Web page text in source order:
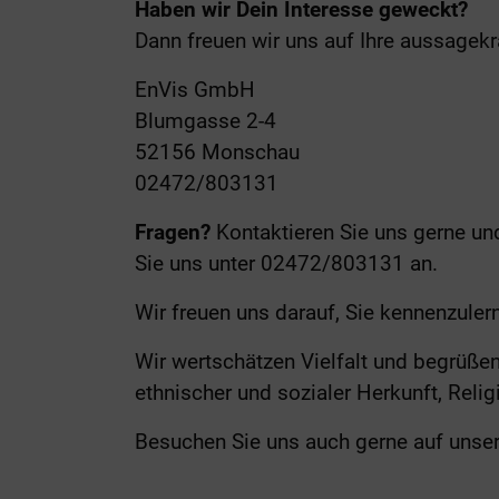
Haben wir Dein Interesse geweckt?
Dann freuen wir uns auf Ihre
EnVis GmbH
Blumgasse 2-4
52156 Monschau
02472/803131
Fragen?Kontaktieren Sie uns gerne
Sie uns unter 02472/803131 an.
Wir freuen uns darauf, Sie
Wir wertschätzen Vielfalt und
ethnischer und sozialer Herkunft,
Besuchen Sie uns auch gerne auf